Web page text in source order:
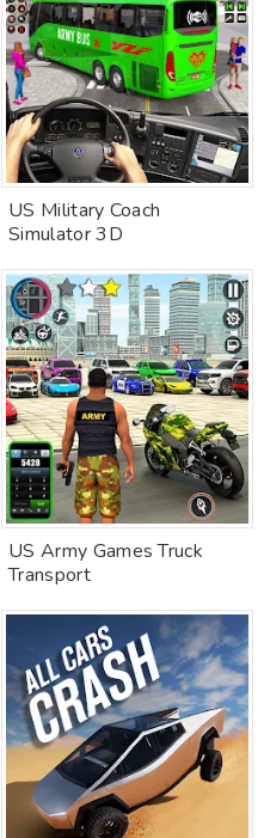
US Military Coach
Simulator 3D
US Army Games Truck
Transport